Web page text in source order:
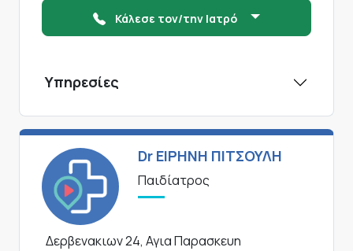
Κάλεσε τον/την Ιατρό
Υπηρεσίες
Dr ΕΙΡΗΝΗ ΠΙΤΣΟΥΛΗ
Παιδίατρος
Δερβενακιων 24, Αγια Παρασκευη